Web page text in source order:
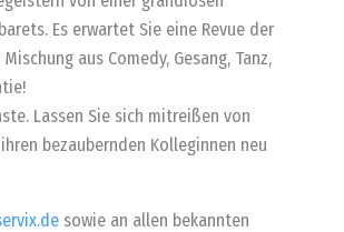
Es erwartet Sie eine Revue der
aus Comedy, Gesang, Tanz,
Lassen Sie sich mitreißen von
bezaubernden Kolleginnen neu
sowie an allen bekannten